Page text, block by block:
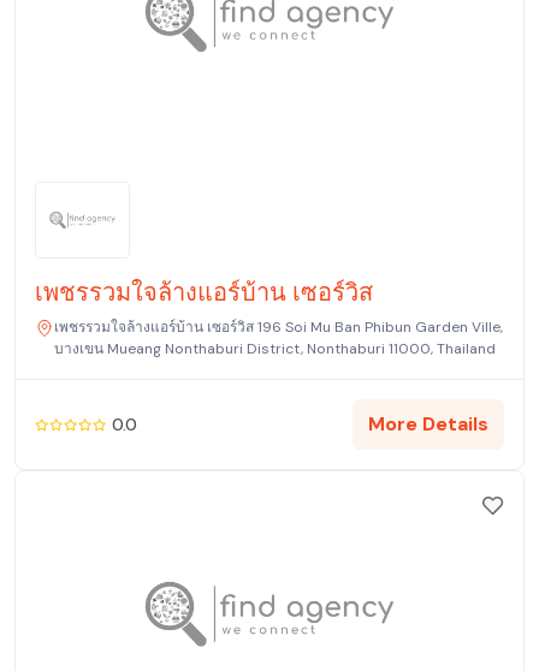
เพชรรวมใจล้างแอร์บ้าน เซอร์วิส
เพชรรวมใจล้างแอร์บ้าน เซอร์วิส 196 Soi Mu Ban Phibun Garden Ville,
บางเขน Mueang Nonthaburi District, Nonthaburi 11000, Thailand
0.0 More Details